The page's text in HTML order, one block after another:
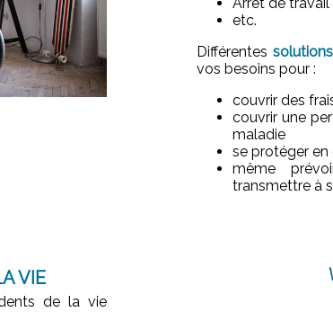
etc.
Différentessolutions
vos besoins pour :
couvrir des
couvrir une
maladie
se protéger en
même
transmettre à
VIE
de la vie